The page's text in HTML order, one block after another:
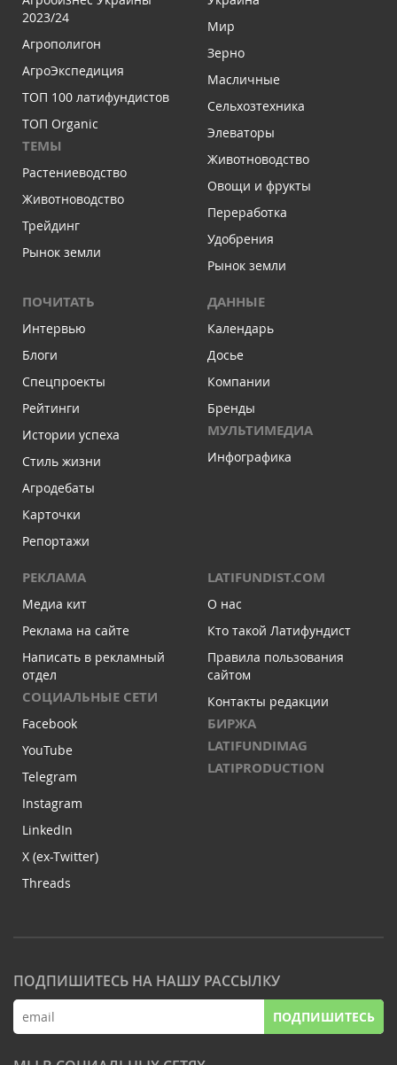
2023/24
Агрополигон
АгроЭкспедиция
ТОП 100 латифундистов
ТОП Organic
ТЕМЫ
Растениеводство
Животноводство
Трейдинг
Рынок земли
Мир
Зерно
Масличные
Сельхозтехника
Элеваторы
Животноводство
Овощи и фрукты
Переработка
Удобрения
Рынок земли
ПОЧИТАТЬ
Интервью
Блоги
Спецпроекты
Рейтинги
Истории успеха
Стиль жизни
Агродебаты
Карточки
Репортажи
ДАННЫЕ
Календарь
Досье
Компании
Бренды
МУЛЬТИМЕДИА
Инфографика
РЕКЛАМА
Медиа кит
Реклама на сайте
Написать в рекламный
отдел
СОЦИАЛЬНЫЕ СЕТИ
Facebook
YouTube
Telegram
Instagram
LinkedIn
X (ex-Twitter)
Threads
LATIFUNDIST.COM
О нас
Кто такой Латифундист
Правила пользования
сайтом
Контакты редакции
БИРЖА
LATIFUNDIMAG
LATIPRODUCTION
ПОДПИШИТЕСЬ НА НАШУ РАССЫЛКУ
ПОДПИШИТЕСЬ